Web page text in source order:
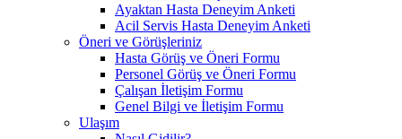
Ayaktan Hasta Deneyim Anketi
Acil Servis Hasta Deneyim Anketi
Öneri ve Görüşleriniz
Hasta Görüş ve Öneri Formu
Personel Görüş ve Öneri Formu
Çalışan İletişim Formu
Genel Bilgi ve İletişim Formu
Ulaşım